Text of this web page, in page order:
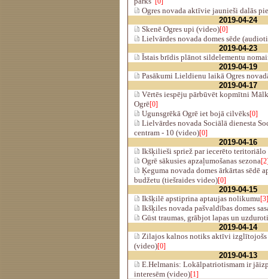
Ogres novada aktīvie jaunieši dalās
2019-04-24
Skenē Ogres upi (video)[0]
Lielvārdes novada domes sēde
2019-04-23
Īstais brīdis plānot sildelementu
2019-04-19
Pasākumi Lieldienu laikā Ogres
2019-04-17
Vērtēs iespēju pārbūvēt kopmītni
Ogrē[0]
Ugunsgrēkā Ogrē iet bojā cilvēks[0]
Lielvārdes novada Sociālā dienesta
centram - 10 (video)[0]
2019-04-16
Ikšķilieši spriež par iecerēto
Ogrē sākusies apzaļumošanas sezona
Ķeguma novada domes ārkārtas sēdē
budžetu (tiešraides video)[0]
2019-04-15
Ikšķilē apstiprina aptaujas nolikumu[3]
Ikšķiles novada pašvaldības domes
Gūst traumas, grābjot lapas un
2019-04-14
Zilajos kalnos notiks aktīvi izglītojošs
(video)[0]
2019-04-13
E.Helmanis: Lokālpatriotismam ir
interesēm (video)[1]